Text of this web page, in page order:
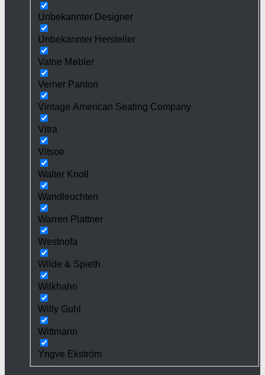
Unbekannter Designer
Unbekannter Hersteller
Vatne Møbler
Verner Panton
Vintage American Seating Company
Vitra
Vitsoe
Walter Knoll
Wandleuchten
Warren Plattner
Westnofa
Wilde & Spieth
Wilkhahn
Willy Guhl
Wittmann
Yngve Ekström